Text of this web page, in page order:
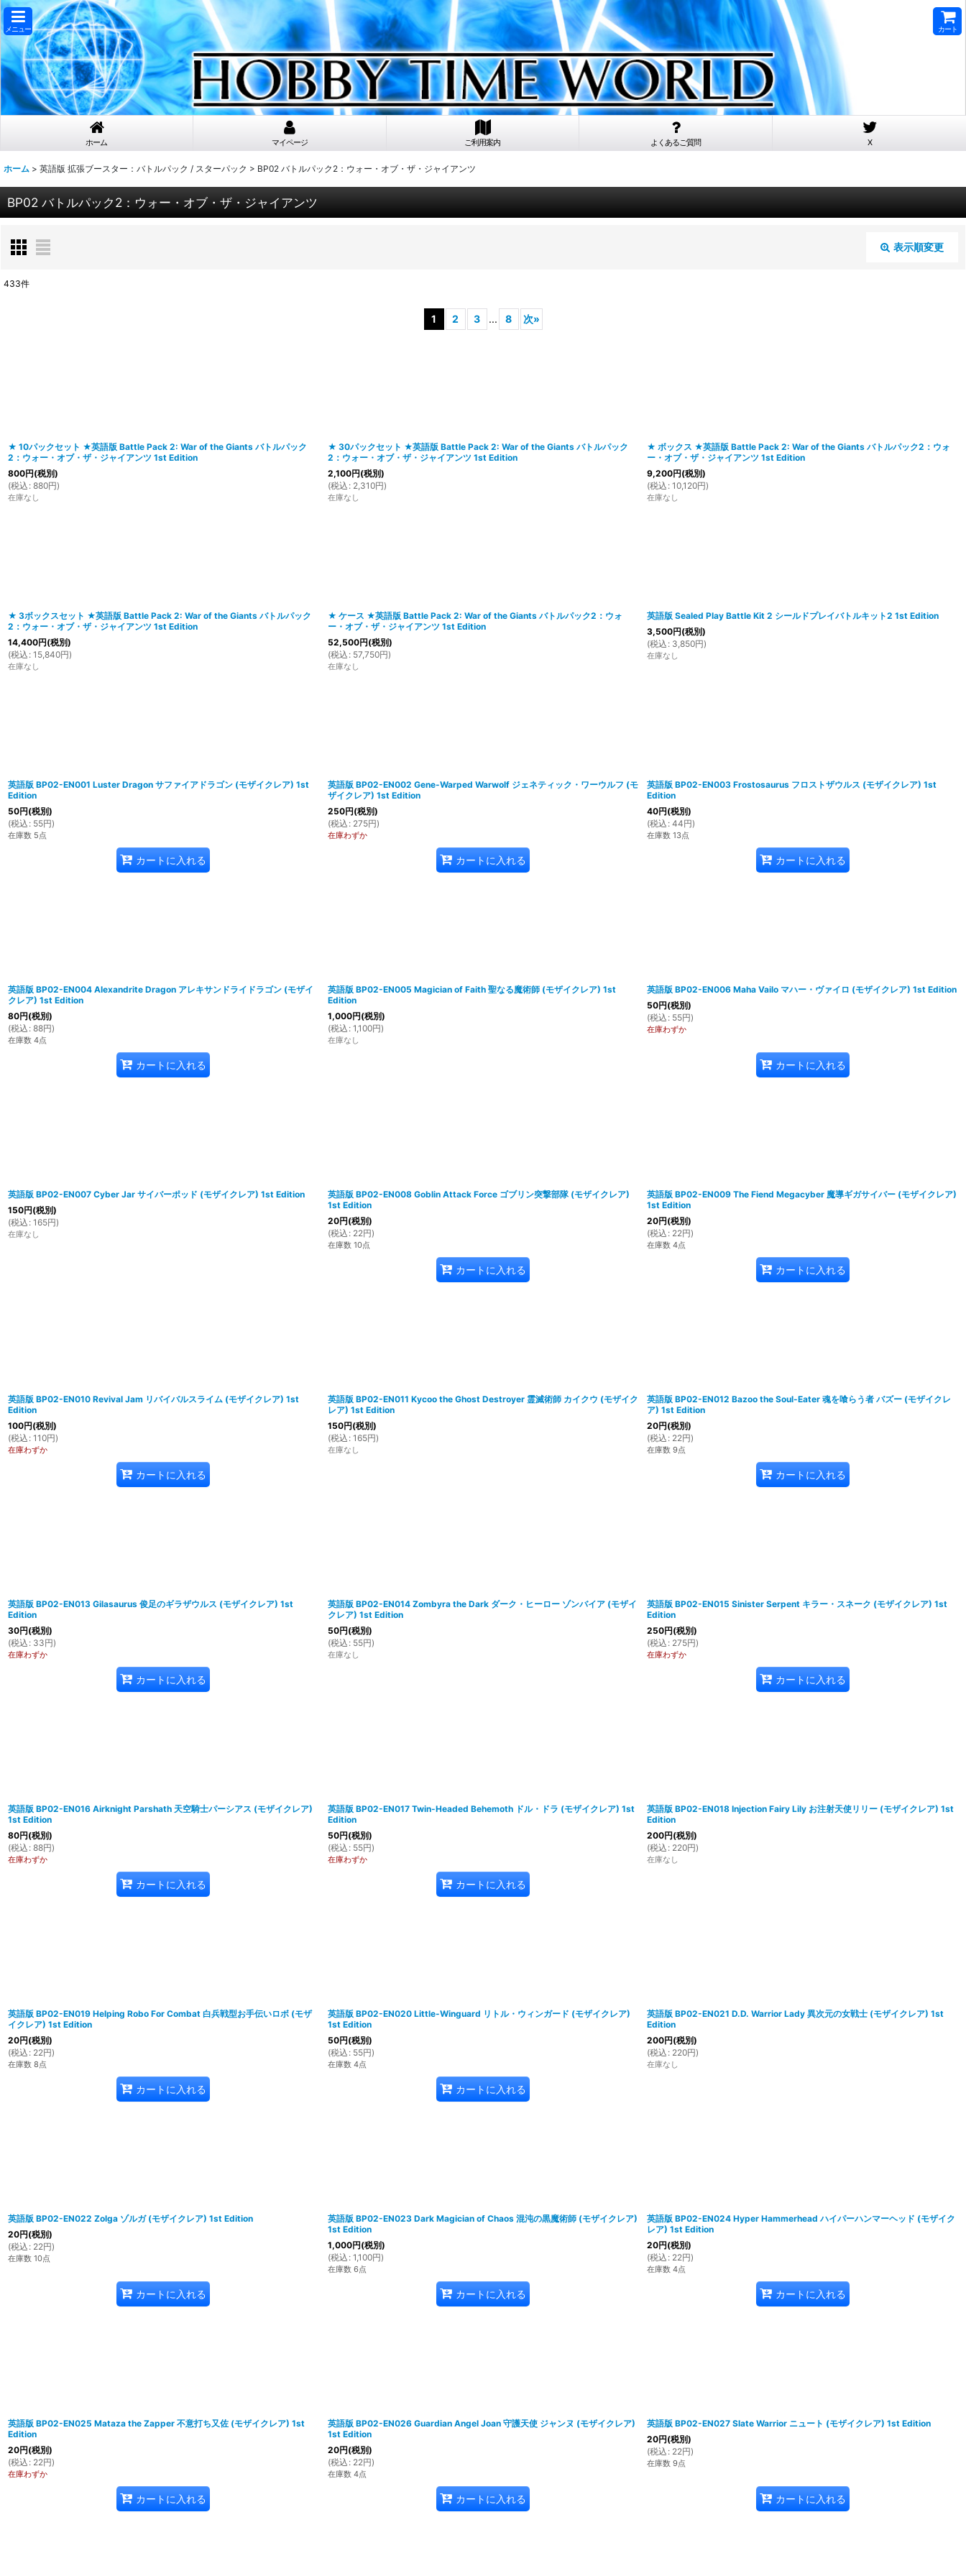
メニュー カート
ホーム マイページ ご利用案内 よくあるご質問 X
ホーム > 英語版 拡張ブースター：バトルパック / スターパック > BP02 バトルパック2：ウォー・オブ・ザ・ジャイアンツ
BP02 バトルパック2：ウォー・オブ・ザ・ジャイアンツ
表示順変更
433件
1 2 3 ... 8 次»
★ 10パックセット ★英語版 Battle Pack 2: War of the Giants バトルパック
2：ウォー・オブ・ザ・ジャイアンツ 1st Edition
800円(税別)
(税込 : 880円)
在庫なし
★ 30パックセット ★英語版 Battle Pack 2: War of the Giants バトルパック
2：ウォー・オブ・ザ・ジャイアンツ 1st Edition
2,100円(税別)
(税込 : 2,310円)
在庫なし
★ ボックス ★英語版 Battle Pack 2: War of the Giants バトルパック2：ウォ
ー・オブ・ザ・ジャイアンツ 1st Edition
9,200円(税別)
(税込 : 10,120円)
在庫なし
★ 3ボックスセット ★英語版 Battle Pack 2: War of the Giants バトルパック
2：ウォー・オブ・ザ・ジャイアンツ 1st Edition
14,400円(税別)
(税込 : 15,840円)
在庫なし
★ ケース ★英語版 Battle Pack 2: War of the Giants バトルパック2：ウォ
ー・オブ・ザ・ジャイアンツ 1st Edition
52,500円(税別)
(税込 : 57,750円)
在庫なし
英語版 Sealed Play Battle Kit 2 シールドプレイバトルキット2 1st Edition
3,500円(税別)
(税込 : 3,850円)
在庫なし
英語版 BP02-EN001 Luster Dragon サファイアドラゴン (モザイクレア) 1st
Edition
50円(税別)
(税込 : 55円)
在庫数 5点
カートに入れる
英語版 BP02-EN002 Gene-Warped Warwolf ジェネティック・ワーウルフ (モ
ザイクレア) 1st Edition
250円(税別)
(税込 : 275円)
在庫わずか
カートに入れる
英語版 BP02-EN003 Frostosaurus フロストザウルス (モザイクレア) 1st
Edition
40円(税別)
(税込 : 44円)
在庫数 13点
カートに入れる
英語版 BP02-EN004 Alexandrite Dragon アレキサンドライドラゴン (モザイ
クレア) 1st Edition
80円(税別)
(税込 : 88円)
在庫数 4点
カートに入れる
英語版 BP02-EN005 Magician of Faith 聖なる魔術師 (モザイクレア) 1st
Edition
1,000円(税別)
(税込 : 1,100円)
在庫なし
英語版 BP02-EN006 Maha Vailo マハー・ヴァイロ (モザイクレア) 1st Edition
50円(税別)
(税込 : 55円)
在庫わずか
カートに入れる
英語版 BP02-EN007 Cyber Jar サイバーポッド (モザイクレア) 1st Edition
150円(税別)
(税込 : 165円)
在庫なし
英語版 BP02-EN008 Goblin Attack Force ゴブリン突撃部隊 (モザイクレア)
1st Edition
20円(税別)
(税込 : 22円)
在庫数 10点
カートに入れる
英語版 BP02-EN009 The Fiend Megacyber 魔導ギガサイバー (モザイクレア)
1st Edition
20円(税別)
(税込 : 22円)
在庫数 4点
カートに入れる
英語版 BP02-EN010 Revival Jam リバイバルスライム (モザイクレア) 1st
Edition
100円(税別)
(税込 : 110円)
在庫わずか
カートに入れる
英語版 BP02-EN011 Kycoo the Ghost Destroyer 霊滅術師 カイクウ (モザイク
レア) 1st Edition
150円(税別)
(税込 : 165円)
在庫なし
英語版 BP02-EN012 Bazoo the Soul-Eater 魂を喰らう者 バズー (モザイクレ
ア) 1st Edition
20円(税別)
(税込 : 22円)
在庫数 9点
カートに入れる
英語版 BP02-EN013 Gilasaurus 俊足のギラザウルス (モザイクレア) 1st
Edition
30円(税別)
(税込 : 33円)
在庫わずか
カートに入れる
英語版 BP02-EN014 Zombyra the Dark ダーク・ヒーロー ゾンバイア (モザイ
クレア) 1st Edition
50円(税別)
(税込 : 55円)
在庫なし
英語版 BP02-EN015 Sinister Serpent キラー・スネーク (モザイクレア) 1st
Edition
250円(税別)
(税込 : 275円)
在庫わずか
カートに入れる
英語版 BP02-EN016 Airknight Parshath 天空騎士パーシアス (モザイクレア)
1st Edition
80円(税別)
(税込 : 88円)
在庫わずか
カートに入れる
英語版 BP02-EN017 Twin-Headed Behemoth ドル・ドラ (モザイクレア) 1st
Edition
50円(税別)
(税込 : 55円)
在庫わずか
カートに入れる
英語版 BP02-EN018 Injection Fairy Lily お注射天使リリー (モザイクレア) 1st
Edition
200円(税別)
(税込 : 220円)
在庫なし
英語版 BP02-EN019 Helping Robo For Combat 白兵戦型お手伝いロボ (モザ
イクレア) 1st Edition
20円(税別)
(税込 : 22円)
在庫数 8点
カートに入れる
英語版 BP02-EN020 Little-Winguard リトル・ウィンガード (モザイクレア)
1st Edition
50円(税別)
(税込 : 55円)
在庫数 4点
カートに入れる
英語版 BP02-EN021 D.D. Warrior Lady 異次元の女戦士 (モザイクレア) 1st
Edition
200円(税別)
(税込 : 220円)
在庫なし
英語版 BP02-EN022 Zolga ゾルガ (モザイクレア) 1st Edition
20円(税別)
(税込 : 22円)
在庫数 10点
カートに入れる
英語版 BP02-EN023 Dark Magician of Chaos 混沌の黒魔術師 (モザイクレア)
1st Edition
1,000円(税別)
(税込 : 1,100円)
在庫数 6点
カートに入れる
英語版 BP02-EN024 Hyper Hammerhead ハイパーハンマーヘッド (モザイク
レア) 1st Edition
20円(税別)
(税込 : 22円)
在庫数 4点
カートに入れる
英語版 BP02-EN025 Mataza the Zapper 不意打ち又佐 (モザイクレア) 1st
Edition
20円(税別)
(税込 : 22円)
在庫わずか
カートに入れる
英語版 BP02-EN026 Guardian Angel Joan 守護天使 ジャンヌ (モザイクレア)
1st Edition
20円(税別)
(税込 : 22円)
在庫数 4点
カートに入れる
英語版 BP02-EN027 Slate Warrior ニュート (モザイクレア) 1st Edition
20円(税別)
(税込 : 22円)
在庫数 9点
カートに入れる